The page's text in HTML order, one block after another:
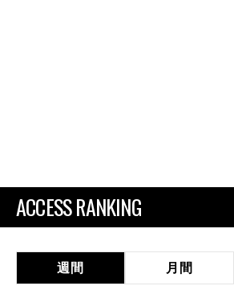
ACCESS RANKING
週間 月間